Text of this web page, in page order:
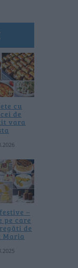
cu
de
vara
–
pe care
de
Maria